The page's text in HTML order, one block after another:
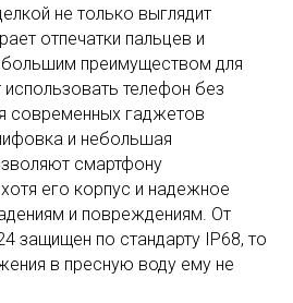
не только выглядит
отпечатки пальцев и
большим преимуществом для
использовать телефон без
современных гаджетов
и небольшая
смартфону
его корпус и надежное
и повреждениям. От
защищен по стандарту IP68, то
в пресную воду ему не